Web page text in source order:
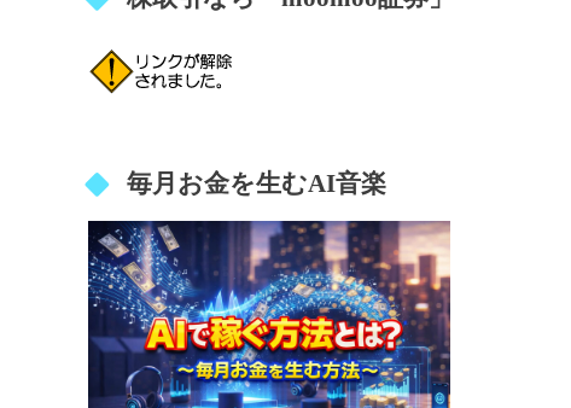
毎月お金を生むAI音楽